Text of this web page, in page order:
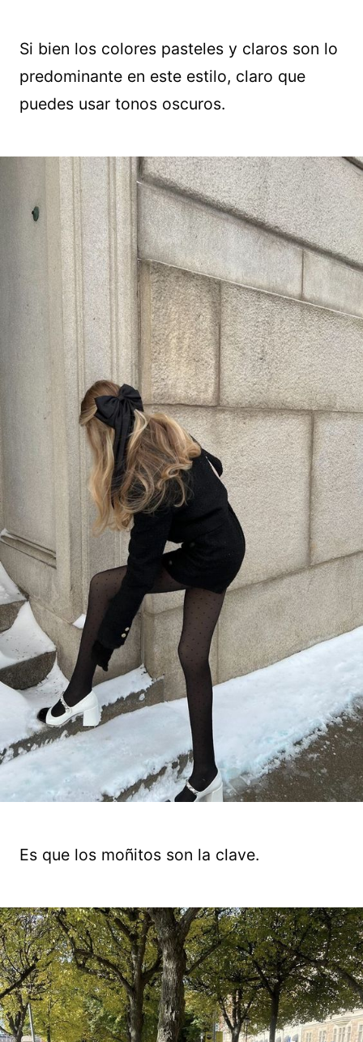
Si bien los colores pasteles y claros son lo
predominante en este estilo, claro que
puedes usar tonos oscuros.
Es que los moñitos son la clave.